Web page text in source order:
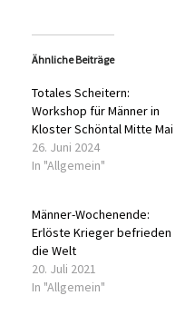
Ähnliche Beiträge
Totales Scheitern:
Workshop für Männer in
Kloster Schöntal Mitte Mai
26. Juni 2024
In "Allgemein"
Männer-Wochenende:
Erlöste Krieger befrieden
die Welt
20. Juli 2021
In "Allgemein"